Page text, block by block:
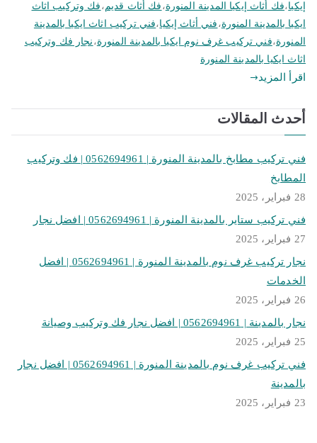
إيكيا،فك أثاث إيكيا المدينة المنورة، فك أثاث قديم، فك وتركيب اثاث
ايكيا بالمدينة المنورة، فني أثاث إيكيا،فني تركيب اثاث ايكيا بالمدينة
المنورة،فني تركيب غرف نوم ايكيا بالمدينة المنورة، نجار فك وتركيب
اثاث ايكيا بالمدينة المنورة
اقرأ المزيد
أحدث المقالات
فني تركيب مطابخ بالمدينة المنورة | 0562694961 | فك وتركيب
المطابخ
28 فبراير، 2025
فني تركيب ستاير بالمدينة المنورة | 0562694961 | افضل نجار
27 فبراير، 2025
نجار تركيب غرف نوم بالمدينة المنورة | 0562694961 | افضل
الخدمات
26 فبراير، 2025
نجار بالمدينة | 0562694961 | افضل نجار فك وتركيب وصيانة
25 فبراير، 2025
فني تركيب غرف نوم بالمدينة المنورة | 0562694961 | افضل نجار
بالمدينة
23 فبراير، 2025